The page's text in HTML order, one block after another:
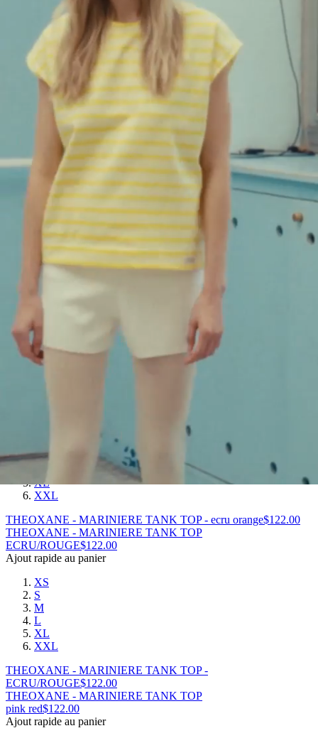
XXL
THEOXANE - MARINIERE TANK TOP -
ECRU/EPICE
$122.00
THEOXANE - MARINIERE TANK TOP
ECRU/VERT
122.00
Ajout rapide au panier
XXL
THEOXANE - MARINIERE TANK TOP - ECRU/VERT
122.00
THEOXANE - MARINIERE TANK TOP
ECRU/MARINE$ 122.00
Ajout rapide au panier
XS
S
M
XL
THEOXANE - MARINIERE TANK TOP -
ECRU/MARINE
M
XL
XXL
THEOXANE - MARINIERE TANK TOP - ecru orange$122.00
THEOXANE - MARINIERE TANK TOP
ECRU/ROUGE$122.00
Ajout rapide au panier
XS
S
M
L
XL
XXL
THEOXANE - MARINIERE TANK TOP -
ECRU/ROUGE$122.00
THEOXANE - MARINIERE TANK TOP
pink red$122.00
Ajout rapide au panier